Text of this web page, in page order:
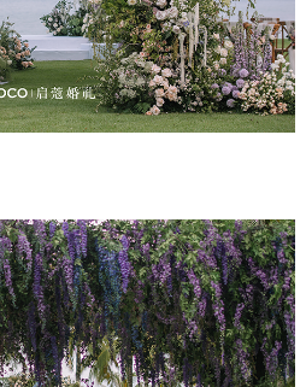
1600平米奢华大厅里的全鲜花绿野仙